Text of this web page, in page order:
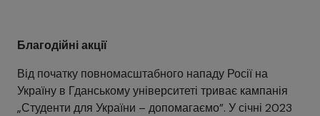
Благодійні акції
Від початку повномасштабного нападу Росії на
Україну в Гданському університеті триває кампанія
„Студенти для України – допомагаємо”. У січні 2023